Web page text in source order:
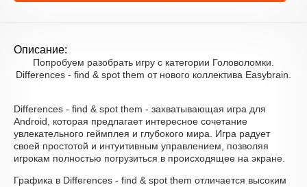
Описание:
Попробуем разобрать игру с категории Головоломки.
Differences - find & spot them от нового коллектива Easybrain.
Differences - find & spot them - захватывающая игра для
Android, которая предлагает интересное сочетание
увлекательного геймплея и глубокого мира. Игра радует
своей простотой и интуитивным управлением, позволяя
игрокам полностью погрузиться в происходящее на экране.
Графика в Differences - find & spot them отличается высоким